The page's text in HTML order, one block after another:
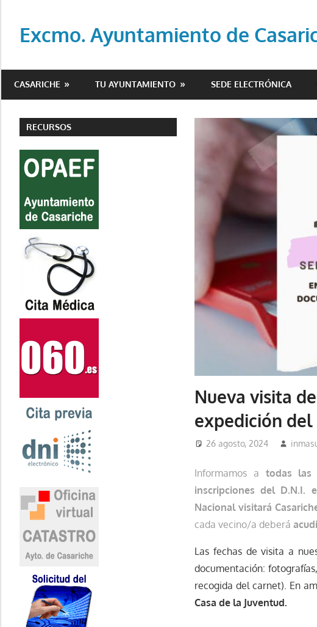
contenido
Excmo. Ayuntamiento de
del
de
Casariche
CASARICHE TU AYUNTAMIENTO SEDE ELECTRÓNICA
Nueva visita
expedición del
26 agosto, 2024
Informamos a todas las
inscripciones del D.N.I.
Nacional visitará
cada vecino/a deberá
Las fechas de visita a
documentación:
recogida del carnet). En
Casa de la Juventud.
RECURSOS